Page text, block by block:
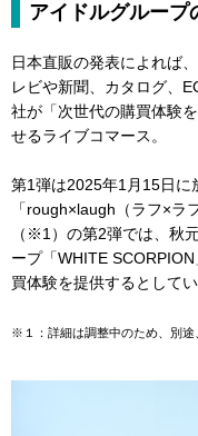
アイドルグループ
日本直販の発表によれば
レビや新聞、カタログ、
社が「次世代の購買体験
せるライブコマース。
第1弾は2025年1月15日に
「rough×laugh（ラフ×ラ
（※1）の第2弾では、秋
ープ「WHITE
買体験を提供するとしてい
※１：詳細は調整中のため、別途